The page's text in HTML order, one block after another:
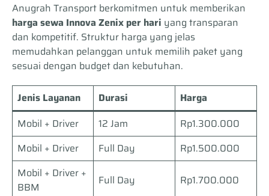
Anugrah Transport berkomitmen untuk memberikan
harga sewa Innova Zenix per hari yang transparan
dan kompetitif. Struktur harga yang jelas
memudahkan pelanggan untuk memilih paket yang
sesuai dengan budget dan kebutuhan.
Jenis Layanan Durasi
Harga
Mobil + Driver
12 Jam
Rp1.300.000
Mobil + Driver
Full Day
Rp1.500.000
Mobil + Driver +
BBM
Full Day Rp1.700.000